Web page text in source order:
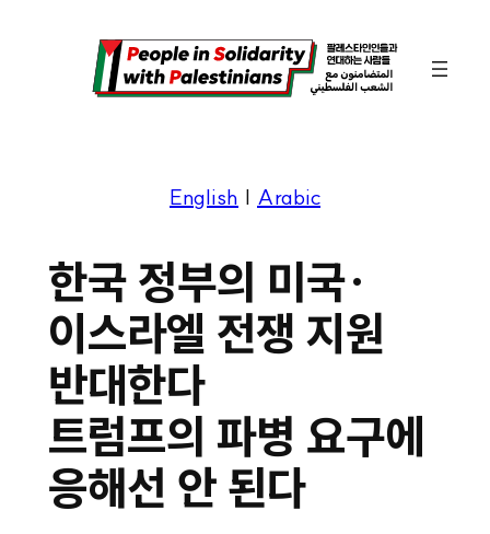
English | Arabic
한국 정부의 미국·
이스라엘 전쟁 지원
반대한다
트럼프의 파병 요구에
응해선 안 된다